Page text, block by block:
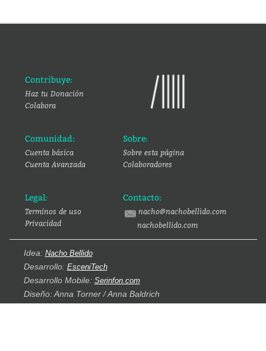
Contribuye:
Haz tu Donación
Colabora
Comunidad:
Cuenta básica
Cuenta Avanzada
Sobre:
Sobre esta página
Colaboradores
Legal:
Terminos de uso
Privacidad
Contacto:
nacho@nachobellido.com
nachobellido.com
Idea: Nacho Bellido
Desarrollo: EsceniTech
Desarrollo Mobile: Serinfon.com
Diseño: Anna Torner / Anna Baldrich